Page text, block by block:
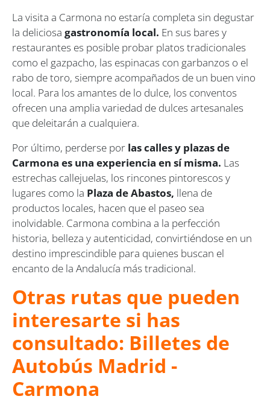
La visita a Carmona no estaría completa sin degustar
la deliciosa gastronomía local. En sus bares y
restaurantes es posible probar platos tradicionales
como el gazpacho, las espinacas con garbanzos o el
rabo de toro, siempre acompañados de un buen vino
local. Para los amantes de lo dulce, los conventos
ofrecen una amplia variedad de dulces artesanales
que deleitarán a cualquiera.
Por último, perderse por las calles y plazas de
Carmona es una experiencia en sí misma. Las
estrechas callejuelas, los rincones pintorescos y
lugares como la Plaza de Abastos, llena de
productos locales, hacen que el paseo sea
inolvidable. Carmona combina a la perfección
historia, belleza y autenticidad, convirtiéndose en un
destino imprescindible para quienes buscan el
encanto de la Andalucía más tradicional.
Otras rutas que pueden
interesarte si has
consultado: Billetes de
Autobús Madrid -
Carmona